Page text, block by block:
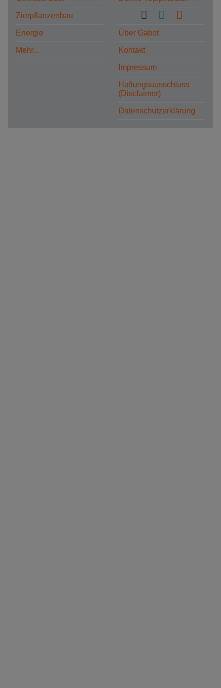
Zierpflanzenbau
Energie
Mehr...
Über Gabot
Kontakt
Impressum
Haftungsausschluss
(Disclaimer)
Datenschutzerklärung